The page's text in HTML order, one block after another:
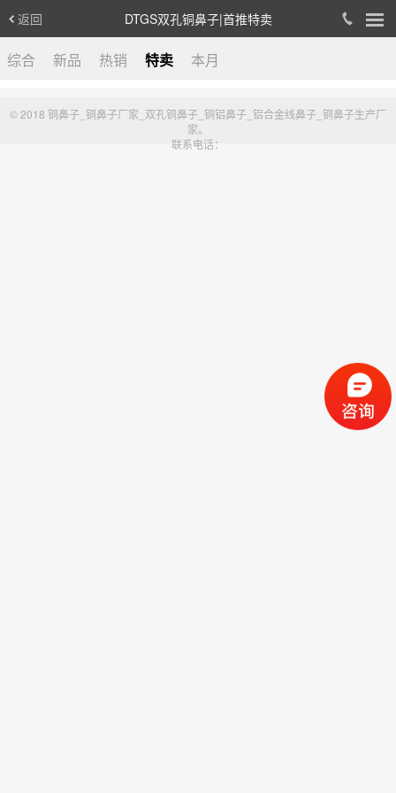
返回 DTGS双孔铜鼻子|首推特卖
综合 新品 热销 特卖 本月
© 2018 铜鼻子_铜鼻子厂家_双孔铜鼻子_铜铝鼻子_铝合金线鼻子_铜鼻子生产厂
家。
联系电话：